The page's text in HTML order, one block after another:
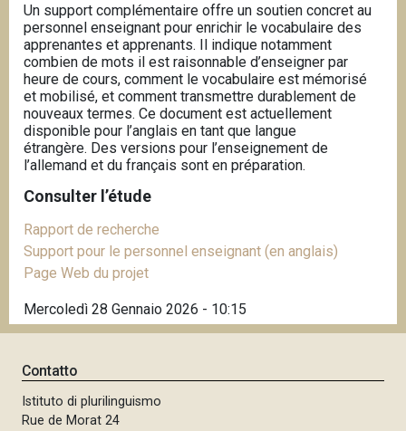
Un support complémentaire offre un soutien concret au
personnel enseignant pour enrichir le vocabulaire des
apprenantes et apprenants. Il indique notamment
combien de mots il est raisonnable d’enseigner par
heure de cours, comment le vocabulaire est mémorisé
et mobilisé, et comment transmettre durablement de
nouveaux termes. Ce document est actuellement
disponible pour l’anglais en tant que langue
étrangère. Des versions pour l’enseignement de
l’allemand et du français sont en préparation.
Consulter l’étude
Rapport de recherche
Support pour le personnel enseignant (en anglais)
Page Web du projet
Mercoledì 28 Gennaio 2026 - 10:15
Contatto
Istituto di plurilinguismo
Rue de Morat 24